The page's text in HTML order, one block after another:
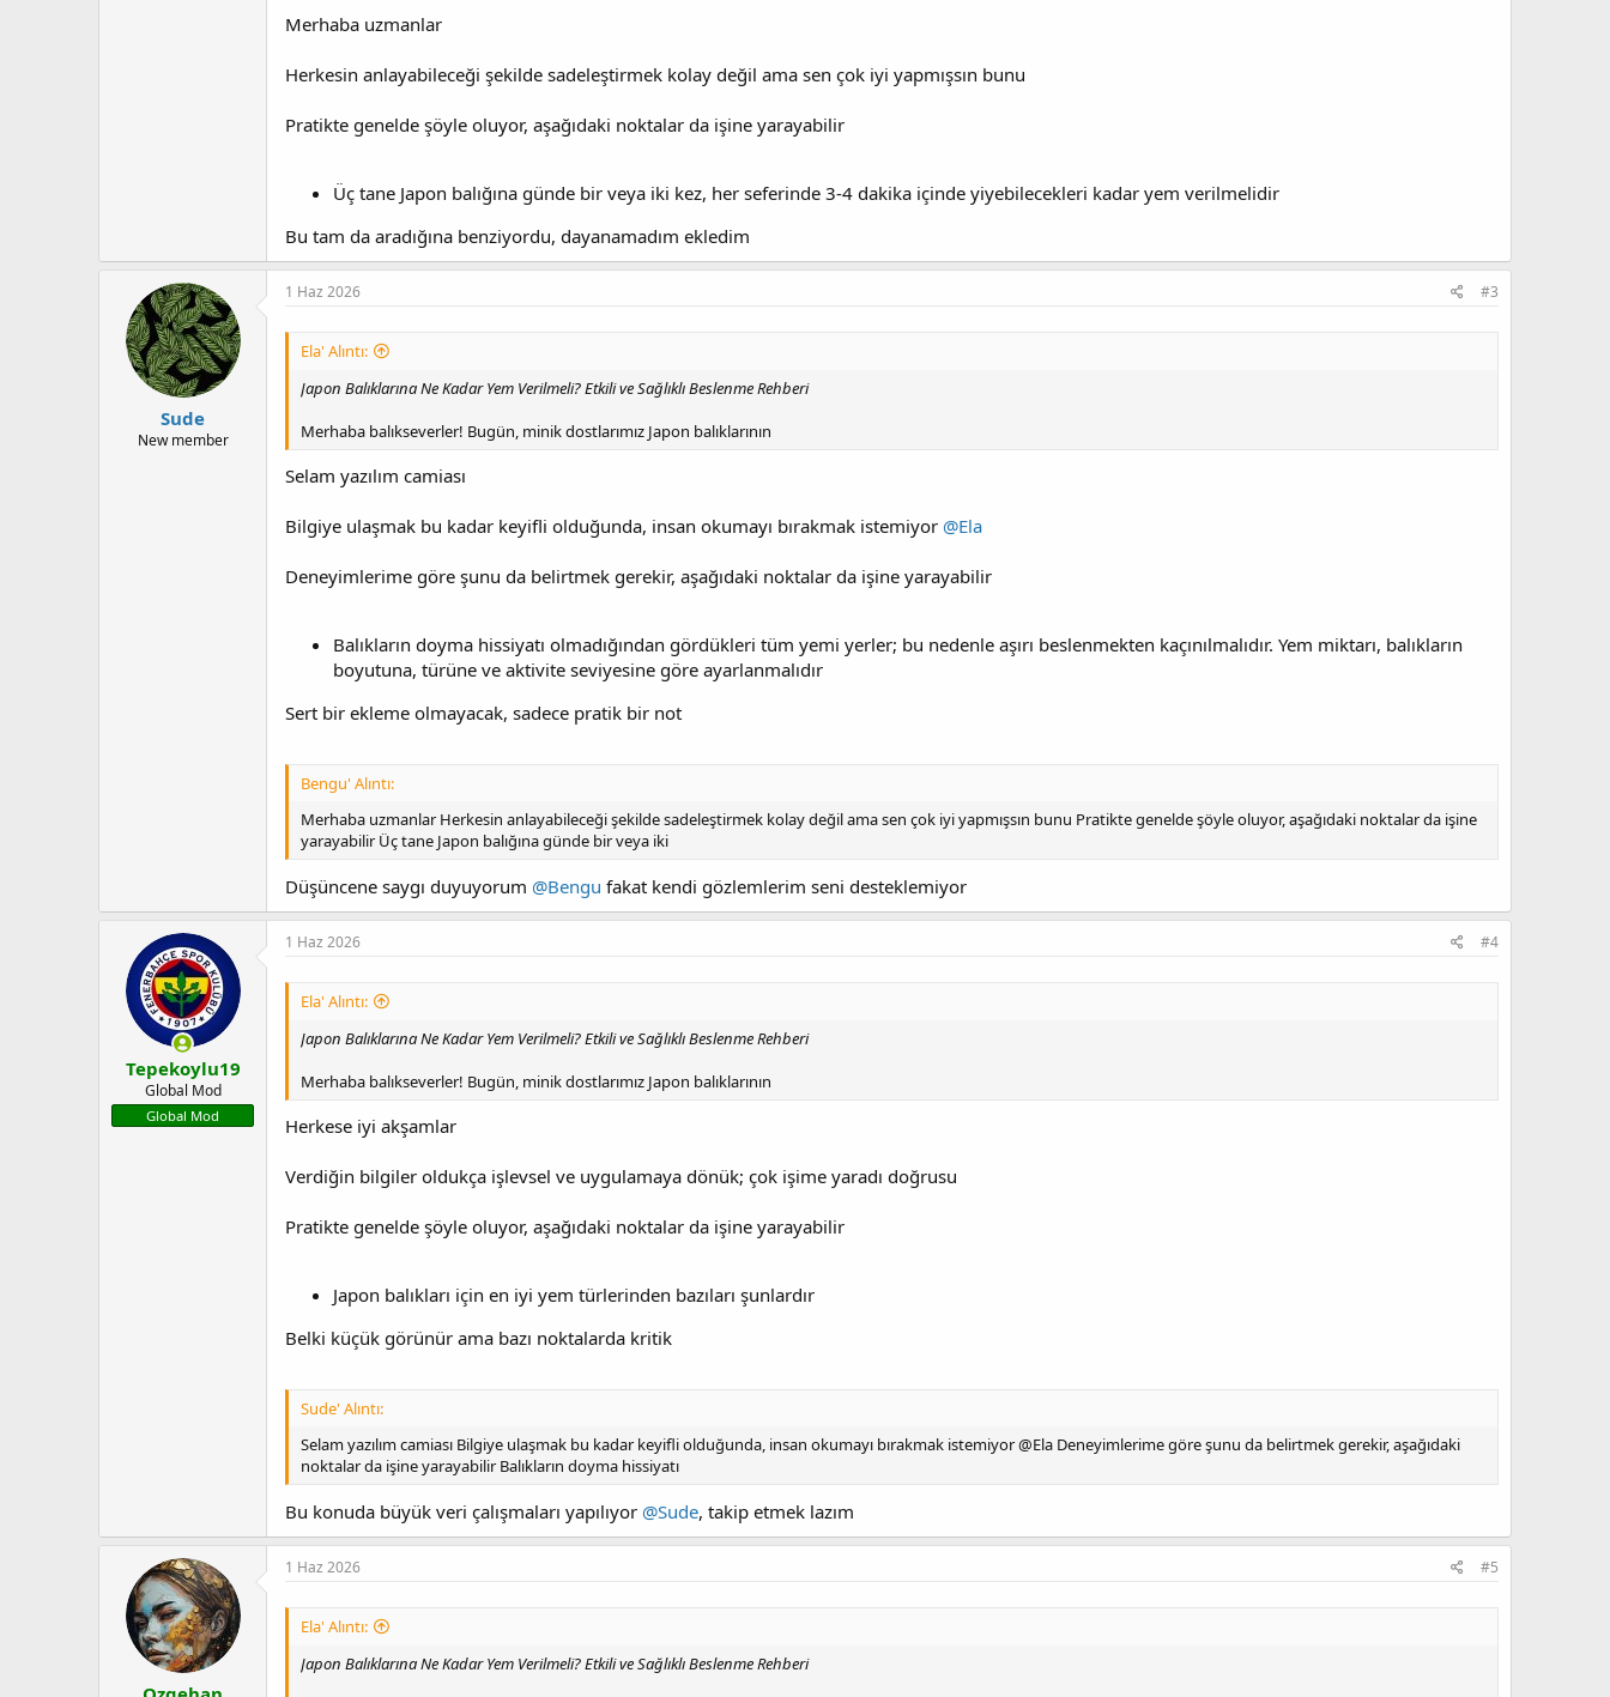
Merhaba uzmanlar
Herkesin anlayabileceği şekilde sadeleştirmek kolay değil ama sen çok iyi yapmışsın bunu
Pratikte genelde şöyle oluyor, aşağıdaki noktalar da işine yarayabilir
Üç tane Japon balığına günde bir veya iki kez, her seferinde 3-4 dakika içinde yiyebilecekleri kadar yem verilmelidir
Bu tam da aradığına benziyordu, dayanamadım ekledim
Sude
New member
1 Haz 2026 #3
Ela' Alıntı:
Japon Balıklarına Ne Kadar Yem Verilmeli? Etkili ve Sağlıklı Beslenme Rehberi
Merhaba balıkseverler! Bugün, minik dostlarımız Japon balıklarının
Selam yazılım camiası
Bilgiye ulaşmak bu kadar keyifli olduğunda, insan okumayı bırakmak istemiyor @Ela
Deneyimlerime göre şunu da belirtmek gerekir, aşağıdaki noktalar da işine yarayabilir
Balıkların doyma hissiyatı olmadığından gördükleri tüm yemi yerler; bu nedenle aşırı beslenmekten kaçınılmalıdır. Yem miktarı, balıkların
boyutuna, türüne ve aktivite seviyesine göre ayarlanmalıdır
Sert bir ekleme olmayacak, sadece pratik bir not
Bengu' Alıntı:
Merhaba uzmanlar Herkesin anlayabileceği şekilde sadeleştirmek kolay değil ama sen çok iyi yapmışsın bunu Pratikte genelde şöyle oluyor, aşağıdaki noktalar da işine
yarayabilir Üç tane Japon balığına günde bir veya iki
Düşüncene saygı duyuyorum @Bengu fakat kendi gözlemlerim seni desteklemiyor
Tepekoylu19
Global Mod
Global Mod
1 Haz 2026 #4
Ela' Alıntı:
Japon Balıklarına Ne Kadar Yem Verilmeli? Etkili ve Sağlıklı Beslenme Rehberi
Merhaba balıkseverler! Bugün, minik dostlarımız Japon balıklarının
Herkese iyi akşamlar
Verdiğin bilgiler oldukça işlevsel ve uygulamaya dönük; çok işime yaradı doğrusu
Pratikte genelde şöyle oluyor, aşağıdaki noktalar da işine yarayabilir
Japon balıkları için en iyi yem türlerinden bazıları şunlardır
Belki küçük görünür ama bazı noktalarda kritik
Sude' Alıntı:
Selam yazılım camiası Bilgiye ulaşmak bu kadar keyifli olduğunda, insan okumayı bırakmak istemiyor @Ela Deneyimlerime göre şunu da belirtmek gerekir, aşağıdaki
noktalar da işine yarayabilir Balıkların doyma hissiyatı
Bu konuda büyük veri çalışmaları yapılıyor @Sude, takip etmek lazım
1 Haz 2026 #5
Ela' Alıntı:
Japon Balıklarına Ne Kadar Yem Verilmeli? Etkili ve Sağlıklı Beslenme Rehberi